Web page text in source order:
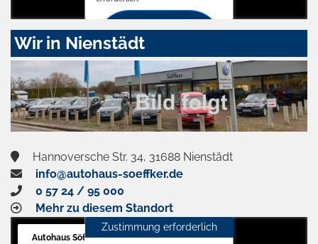
Zustimmen
aktivieren
Wir in Nienstädt
Hannoversche Str. 34, 31688 Nienstädt
info@autohaus-soeffker.de
0 57 24 / 95 000
Mehr zu diesem Standort
Autohaus Söffker GmbH
Zustimmung erforderlich